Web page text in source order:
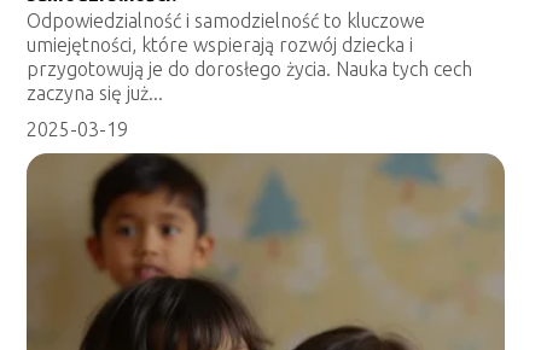
Odpowiedzialność i samodzielność to kluczowe
umiejętności, które wspierają rozwój dziecka i
przygotowują je do dorosłego życia. Nauka tych cech
zaczyna się już...
2025-03-19